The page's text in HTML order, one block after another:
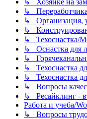
↳ Хозяйке на
↳
↳ Организация,
↳
↳ Техоснастка/
↳ Оснастка для
↳
↳ Техоснастка
↳ Техоснастка
↳ Вопросы
↳ Ресайклинг -
Работа и учеба/
↳ Вопросы